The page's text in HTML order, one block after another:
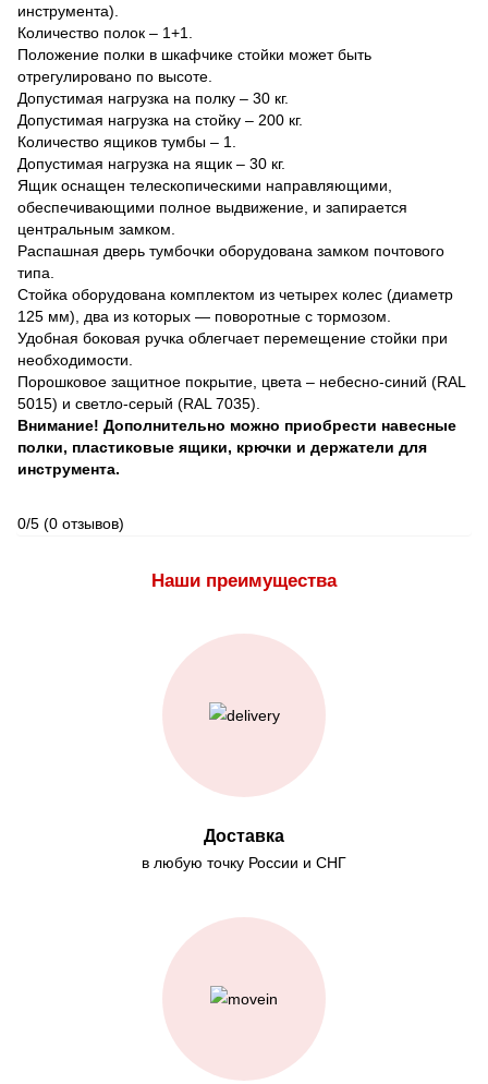
инструмента).
Количество полок – 1+1.
Положение полки в шкафчике стойки может быть
отрегулировано по высоте.
Допустимая нагрузка на полку – 30 кг.
Допустимая нагрузка на стойку – 200 кг.
Количество ящиков тумбы – 1.
Допустимая нагрузка на ящик – 30 кг.
Ящик оснащен телескопическими направляющими,
обеспечивающими полное выдвижение, и запирается
центральным замком.
Распашная дверь тумбочки оборудована замком почтового
типа.
Стойка оборудована комплектом из четырех колес (диаметр
125 мм), два из которых — поворотные с тормозом.
Удобная боковая ручка облегчает перемещение стойки при
необходимости.
Порошковое защитное покрытие, цвета – небесно-синий (RAL
5015) и светло-серый (RAL 7035).
Внимание! Дополнительно можно приобрести навесные
полки, пластиковые ящики, крючки и держатели для
инструмента.
0/5 (0 отзывов)
Наши преимущества
Доставка
в любую точку России и СНГ